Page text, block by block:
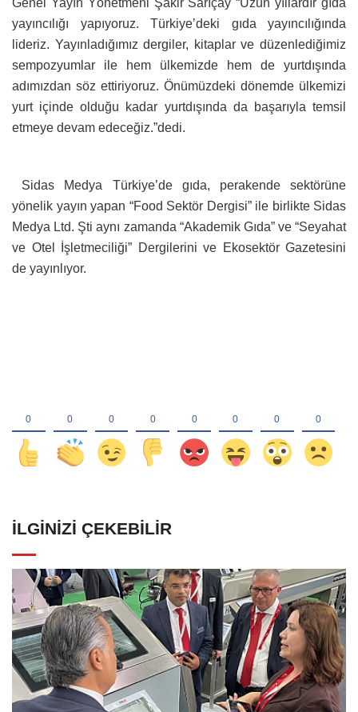
yayıncılığı yapıyoruz. Türkiye’deki gıda yayıncılığında
lideriz. Yayınladığımız dergiler, kitaplar ve düzenlediğimiz
sempozyumlar ile hem ülkemizde hem de yurtdışında
adımızdan söz ettiriyoruz. Önümüzdeki dönemde ülkemizi
yurt içinde olduğu kadar yurtdışında da başarıyla temsil
etmeye devam edeceğiz.”dedi.
Sidas Medya Türkiye’de gıda, perakende sektörüne
yönelik yayın yapan “Food Sektör Dergisi” ile birlikte Sidas
Medya Ltd. Şti aynı zamanda “Akademik Gıda” ve “Seyahat
ve Otel İşletmeciliği” Dergilerini ve Ekosektör Gazetesini
de yayınlıyor.
İLGINIZI ÇEKEBILIR